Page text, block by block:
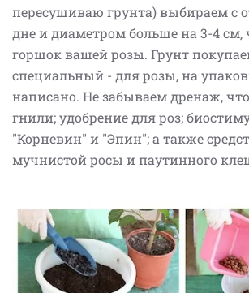
пересушиваю грунта) выбираем с
дне и диаметром больше на 3-4
горшок вашей розы. Грунт
специальный - для розы, на
написано. Не забываем дренаж,
гнили; удобрение для роз;
"Корневин" и "Эпин"; а также
мучнистой росы и паутинного